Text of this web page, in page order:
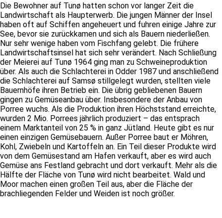
Die Bewohner auf Tunø hatten schon vor langer Zeit die
Landwirtschaft als Haupterwerb. Die jungen Männer der Insel
haben oft auf Schiffen angeheuert und fuhren einige Jahre zur
See, bevor sie zurückkamen und sich als Bauern niederließen.
Nur sehr wenige haben vom Fischfang gelebt. Die frühere
Landwirtschaftsinsel hat sich sehr verändert. Nach Schließung
der Meierei auf Tunø 1964 ging man zu Schweineproduktion
über. Als auch die Schlachterei in Odder 1987 und anschließend
die Schlachterei auf Samsø stillgelegt wurden, stellten viele
Bauernhöfe ihren Betrieb ein. Die übrig gebliebenen Bauern
gingen zu Gemüseanbau über. Insbesondere der Anbau von
Porree wuchs. Als die Produktion ihren Höchststand erreichte,
wurden 2 Mio. Porrees jährlich produziert – das entsprach
einem Marktanteil von 25 % in ganz Jütland. Heute gibt es nur
einen einzigen Gemüsebauern. Außer Porree baut er Möhren,
Kohl, Zwiebeln und Kartoffeln an. Ein Teil dieser Produkte wird
von dem Gemüsestand am Hafen verkauft, aber es wird auch
Gemüse ans Festland gebracht und dort verkauft. Mehr als die
Hälfte der Fläche von Tunø wird nicht bearbeitet. Wald und
Moor machen einen großen Teil aus, aber die Fläche der
brachliegenden Felder und Weiden ist noch größer.